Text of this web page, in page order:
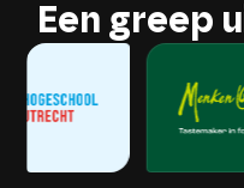
Een greep